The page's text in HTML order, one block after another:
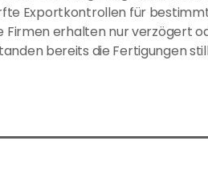
Exportkontrollen für
Firmen erhalten nur verzögert
bereits die Fertigungen